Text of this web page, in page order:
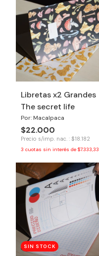
Libretas x2 Grandes
The secret life
Por: Macalpaca
$22.000
Precio s/imp. nac. : $18.182
3 cuotas sin interés de $7.333,33
SIN STOCK